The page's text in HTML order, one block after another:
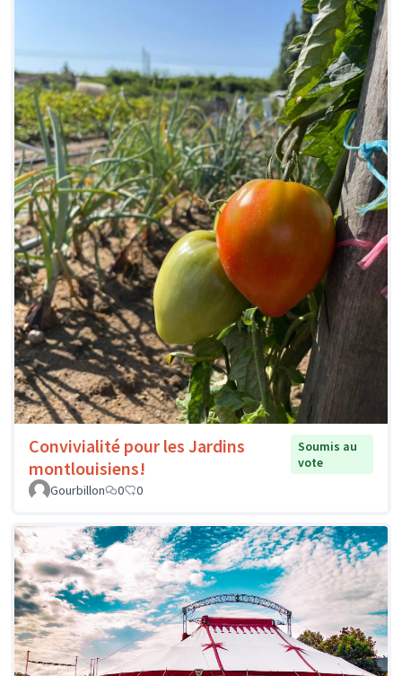
Convivialité pour les Jardins
montlouisiens!
Soumis au
vote
Gourbillon
0 0